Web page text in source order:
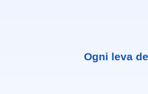
Ogni leva